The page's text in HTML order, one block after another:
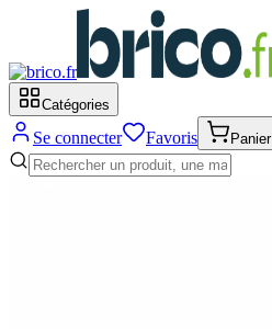
Catégories
Se connecter Favoris Panier